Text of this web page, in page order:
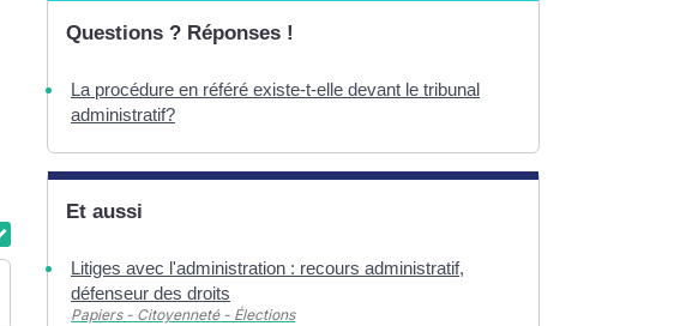
Questions ? Réponses !
La procédure en référé existe-t-elle devant le tribunal
administratif?
Et aussi
Litiges avec l'administration : recours administratif,
défenseur des droits
Papiers - Citoyenneté - Élections